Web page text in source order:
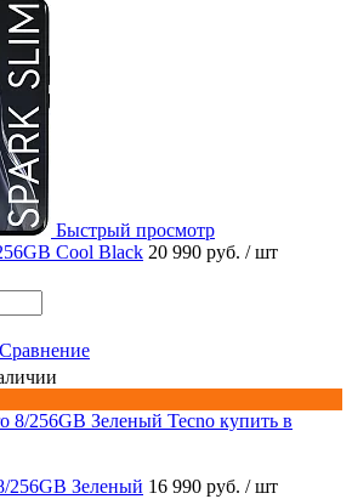
Быстрый просмотр
Cool Black 20 990 руб. / шт
Сравнение
256GB Зеленый 16 990 руб. / шт